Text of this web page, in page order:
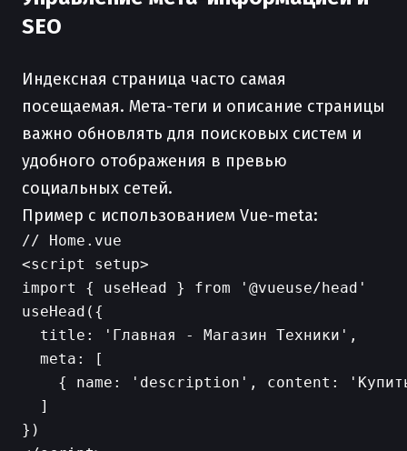
SEO
Индексная страница часто самая
посещаемая. Мета-теги и описание страницы
важно обновлять для поисковых систем и
удобного отображения в превью
социальных сетей.
Пример с использованием Vue-meta:
// Home.vue
<script setup>
import { useHead } from '@vueuse/head'
useHead({
  title: 'Главная - Магазин Техники',
  meta: [
{ name: 'description', content:
  ]
})